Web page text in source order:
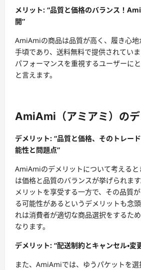
メリット: “品質と価格のバランス！
開”
AmiAmiの商品は品質が高く、履き心
手頃であり、送料無料で提供されてい
パフォーマンスを重視するユーザーに
と言えます。
AmiAmi（アミアミ）のデ
デメリット: “品質と価格、そのトレー
能性と問題点”
AmiAmiのデメリットについて考えると
は価格と品質のバランスが挙げられま
メリットを享受する一方で、その品質
る可能性があるというデメリットも念
れは消費者が適切な商品選択をするた
なります。
デメリット: “配送制約とキャンセル・変
また、AmiAmiでは、ゆうパケットを